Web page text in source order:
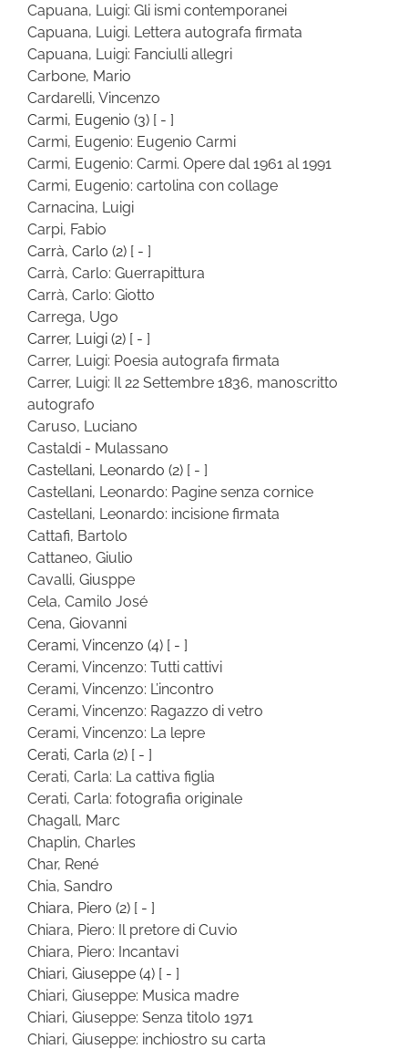
Capuana, Luigi: Gli ismi contemporanei
Capuana, Luigi. Lettera autografa firmata
Capuana, Luigi: Fanciulli allegri
Carbone, Mario
Cardarelli, Vincenzo
Carmi, Eugenio (3) [ - ]
Carmi, Eugenio: Eugenio Carmi
Carmi, Eugenio: Carmi. Opere dal 1961 al 1991
Carmi, Eugenio: cartolina con collage
Carnacina, Luigi
Carpi, Fabio
Carrà, Carlo (2) [ - ]
Carrà, Carlo: Guerrapittura
Carrà, Carlo: Giotto
Carrega, Ugo
Carrer, Luigi (2) [ - ]
Carrer, Luigi: Poesia autografa firmata
Carrer, Luigi: Il 22 Settembre 1836, manoscritto
autografo
Caruso, Luciano
Castaldi - Mulassano
Castellani, Leonardo (2) [ - ]
Castellani, Leonardo: Pagine senza cornice
Castellani, Leonardo: incisione firmata
Cattafi, Bartolo
Cattaneo, Giulio
Cavalli, Giusppe
Cela, Camilo José
Cena, Giovanni
Cerami, Vincenzo (4) [ - ]
Cerami, Vincenzo: Tutti cattivi
Cerami, Vincenzo: L’incontro
Cerami, Vincenzo: Ragazzo di vetro
Cerami, Vincenzo: La lepre
Cerati, Carla (2) [ - ]
Cerati, Carla: La cattiva figlia
Cerati, Carla: fotografia originale
Chagall, Marc
Chaplin, Charles
Char, René
Chia, Sandro
Chiara, Piero (2) [ - ]
Chiara, Piero: Il pretore di Cuvio
Chiara, Piero: Incantavi
Chiari, Giuseppe (4) [ - ]
Chiari, Giuseppe: Musica madre
Chiari, Giuseppe: Senza titolo 1971
Chiari, Giuseppe: inchiostro su carta